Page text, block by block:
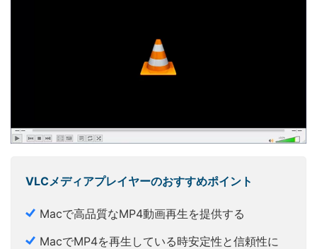
VLCメディアプレイヤーのおすすめポイント
Macで高品質なMP4動画再生を提供する
MacでMP4を再生している時安定性と信頼性に